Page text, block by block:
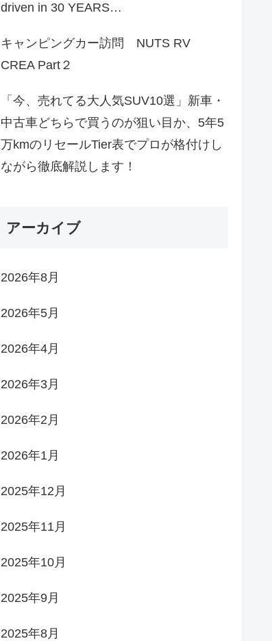
driven in 30 YEARS…
キャンピングカー訪問 NUTS RV
CREA Part２
「今、売れてる大人気SUV10選」新車・
中古車どちらで買うのが狙い目か、5年5
万kmのリセールTier表でプロが格付けし
ながら徹底解説します！
アーカイブ
2026年8月
2026年5月
2026年4月
2026年3月
2026年2月
2026年1月
2025年12月
2025年11月
2025年10月
2025年9月
2025年8月